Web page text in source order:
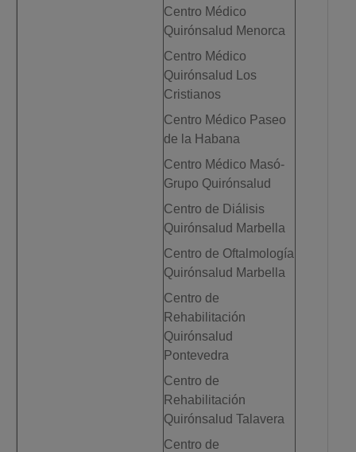
Centro Médico
Quirónsalud Menorca
Centro Médico
Quirónsalud Los
Cristianos
Centro Médico Paseo
de la Habana
Centro Médico Masó-
Grupo Quirónsalud
Centro de Diálisis
Quirónsalud Marbella
Centro de Oftalmología
Quirónsalud Marbella
Centro de
Rehabilitación
Quirónsalud
Pontevedra
Centro de
Rehabilitación
Quirónsalud Talavera
Centro de